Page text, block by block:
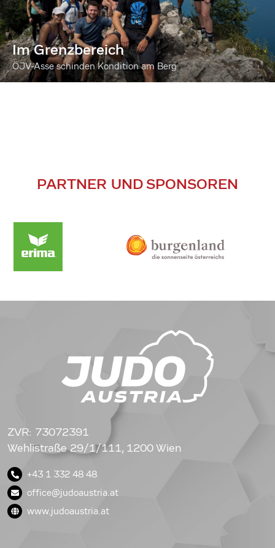
Im Grenzbereich
ÖJV-Asse schinden Kondition am Berg
PARTNER UND SPONSOREN
ZVR: 73072391
Wehlistraße 29/1/111, 1200 Wien
+43 1 332 48 48
office@judoaustria.at
www.judoaustria.at